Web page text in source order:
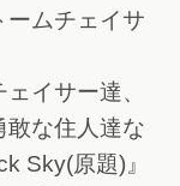
ームチェイサ
イサー達、
敢な住人達な
Sky(原題)』